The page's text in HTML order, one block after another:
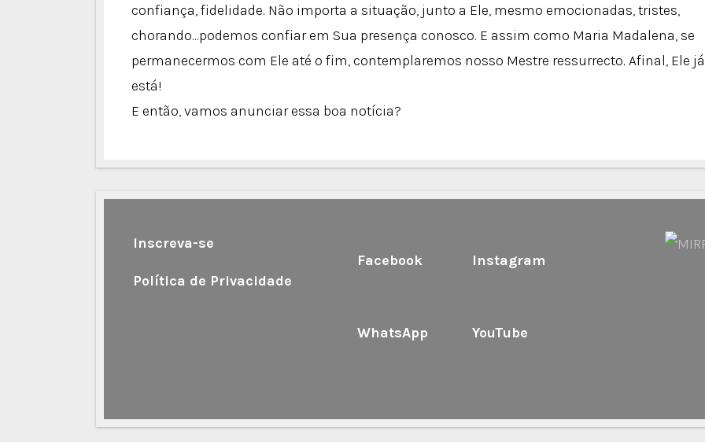
confiança, fidelidade. Não importa a situação, junto a Ele, mesmo emocionadas, tristes,
chorando...podemos confiar em Sua presença conosco. E assim como Maria Madalena, se
permanecermos com Ele até o fim, contemplaremos nosso Mestre ressurrecto. Afinal, Ele já
está!
E então, vamos anunciar essa boa notícia?
Inscreva-se
Política de Privacidade
Facebook Instagram
WhatsApp YouTube